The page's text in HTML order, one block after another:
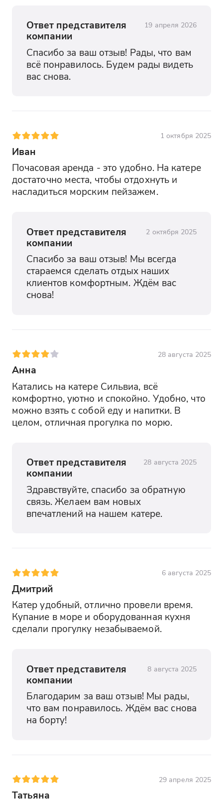
Ответ представителя
компании
19 апреля 2026
Спасибо за ваш отзыв! Рады, что вам
всё понравилось. Будем рады видеть
вас снова.
1 октября 2025
Иван
Почасовая аренда - это удобно. На катере
достаточно места, чтобы отдохнуть и
насладиться морским пейзажем.
Ответ представителя
компании
2 октября 2025
Спасибо за ваш отзыв! Мы всегда
стараемся сделать отдых наших
клиентов комфортным. Ждём вас
снова!
28 августа 2025
Анна
Катались на катере Сильвиа, всё
комфортно, уютно и спокойно. Удобно, что
можно взять с собой еду и напитки. В
целом, отличная прогулка по морю.
Ответ представителя
компании
28 августа 2025
Здравствуйте, спасибо за обратную
связь. Желаем вам новых
впечатлений на нашем катере.
6 августа 2025
Дмитрий
Катер удобный, отлично провели время.
Купание в море и оборудованная кухня
сделали прогулку незабываемой.
Ответ представителя
компании
8 августа 2025
Благодарим за ваш отзыв! Мы рады,
что вам понравилось. Ждём вас снова
на борту!
29 апреля 2025
Татьяна